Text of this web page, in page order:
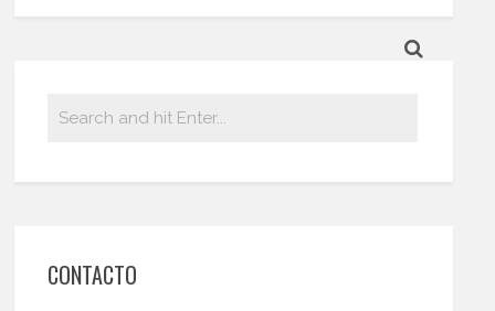
CONTACTO